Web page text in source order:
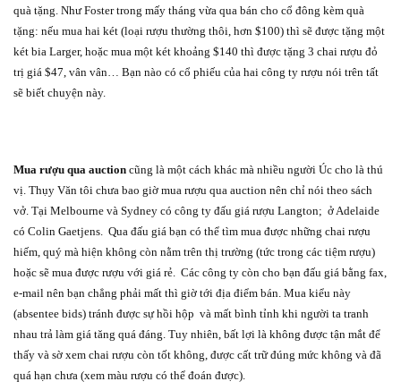
quà tặng. Như Foster trong mấy tháng vừa qua bán cho cổ đông kèm quà
tặng: nếu mua hai két (loại rượu thường thôi, hơn $100) thì sẽ được tặng một
két bia Larger, hoặc mua một két khoảng $140 thì được tặng 3 chai rượu đỏ
trị giá $47, vân vân… Bạn nào có cổ phiếu của hai công ty rượu nói trên tất
sẽ biết chuyện này.
Mua rượu qua auction cũng là một cách khác mà nhiều người Úc cho là thú
vị. Thụy Văn tôi chưa bao giờ mua rượu qua auction nên chỉ nói theo sách
vở. Tại Melbourne và Sydney có công ty đấu giá rượu Langton; ở Adelaide
có Colin Gaetjens. Qua đấu giá bạn có thể tìm mua được những chai rượu
hiếm, quý mà hiện không còn nằm trên thị trường (tức trong các tiệm rượu)
hoặc sẽ mua được rượu với giá rẻ. Các công ty còn cho bạn đấu giá bằng fax,
e-mail nên bạn chẳng phải mất thì giờ tới địa điểm bán. Mua kiểu này
(absentee bids) tránh được sự hồi hộp và mất bình tỉnh khi người ta tranh
nhau trả làm giá tăng quá đáng. Tuy nhiên, bất lợi là không được tận mắt để
thấy và sờ xem chai rượu còn tốt không, được cất trữ đúng mức không và đã
quá hạn chưa (xem màu rượu có thể đoán được).